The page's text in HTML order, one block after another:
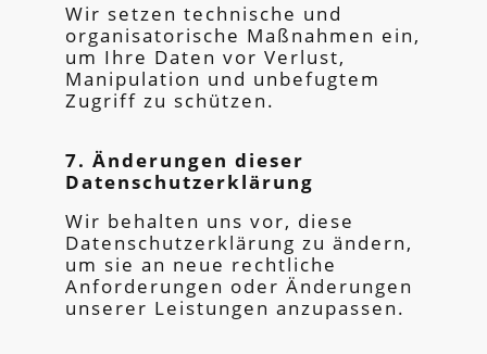
Wir setzen technische und
organisatorische Maßnahmen ein,
um Ihre Daten vor Verlust,
Manipulation und unbefugtem
Zugriff zu schützen.
7. Änderungen dieser
Datenschutzerklärung
Wir behalten uns vor, diese
Datenschutzerklärung zu ändern,
um sie an neue rechtliche
Anforderungen oder Änderungen
unserer Leistungen anzupassen.